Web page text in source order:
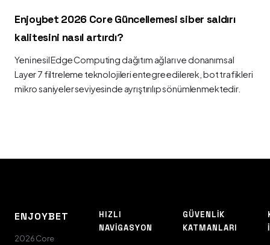
Enjoybet 2026 Core Güncellemesi siber saldırı
kalitesini nasıl artırdı?
Yeni nesil Edge Computing dağıtım ağları ve donanımsal
Layer 7 filtreleme teknolojileri entegre edilerek, bot trafikleri
mikro saniyeler seviyesinde ayrıştırılıp sönümlenmektedir.
ENJOYBET
2026 Core
HIZLI
NAVIGASYON
GÜVENLIK
KATMANLARI